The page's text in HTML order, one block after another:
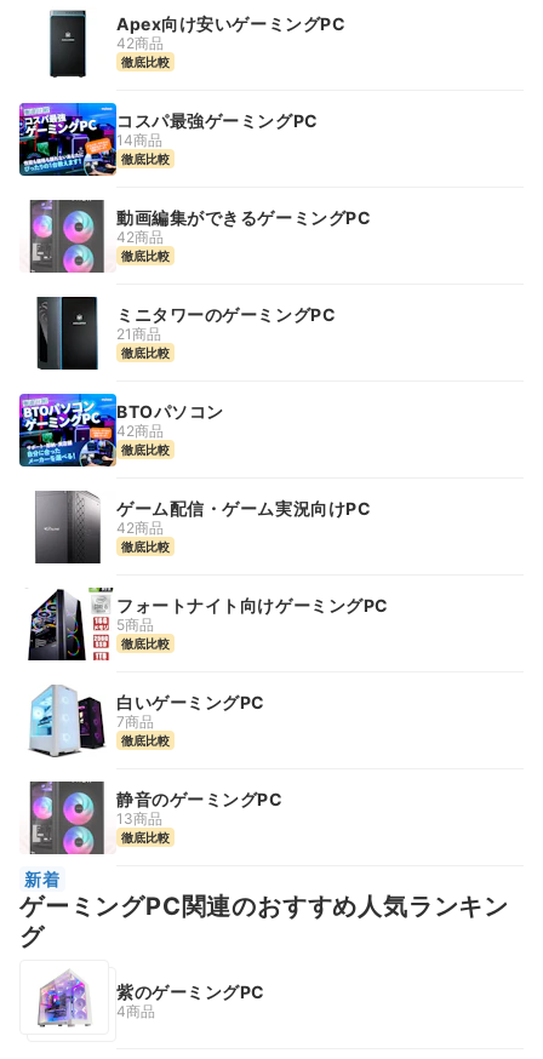
Apex向け安いゲーミングPC
42商品
徹底比較
コスパ最強ゲーミングPC
14商品
徹底比較
動画編集ができるゲーミングPC
42商品
徹底比較
ミニタワーのゲーミングPC
21商品
徹底比較
BTOパソコン
42商品
徹底比較
ゲーム配信・ゲーム実況向けPC
42商品
徹底比較
フォートナイト向けゲーミングPC
5商品
徹底比較
白いゲーミングPC
7商品
徹底比較
静音のゲーミングPC
13商品
徹底比較
新着
ゲーミングPC関連のおすすめ人気ランキン
グ
紫のゲーミングPC
4商品